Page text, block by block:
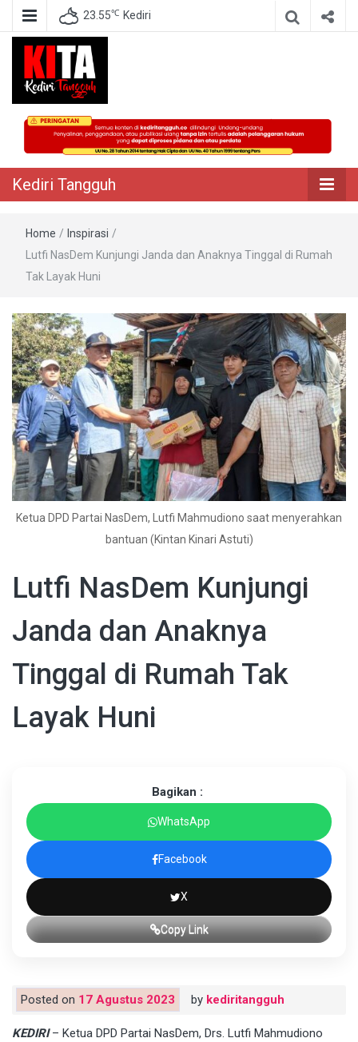
23.55℃ Kediri
Kediri Tangguh
Berita Akurat Terpercaya
Kediri Tangguh
Home / Inspirasi /
Lutfi NasDem Kunjungi Janda dan Anaknya Tinggal di Rumah
Tak Layak Huni
Ketua DPD Partai NasDem, Lutfi Mahmudiono saat menyerahkan
bantuan (Kintan Kinari Astuti)
Lutfi NasDem Kunjungi
Janda dan Anaknya
Tinggal di Rumah Tak
Layak Huni
Bagikan :
WhatsApp
Facebook
X
Copy Link
Posted on 17 Agustus 2023 by kediritangguh
KEDIRI– Ketua DPD Partai NasDem, Drs. Lutfi Mahmudiono